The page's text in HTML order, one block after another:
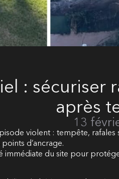
:
après
13
violent : tempête,
d’ancrage.
du site pour